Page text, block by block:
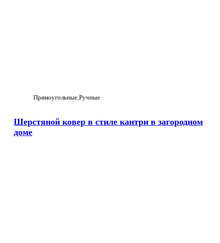
Прямоугольные Ручные
Шерстяной ковер в стиле кантри в загородном
доме